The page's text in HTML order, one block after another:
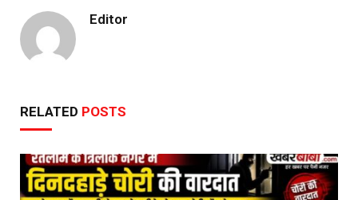
Editor
RELATED POSTS